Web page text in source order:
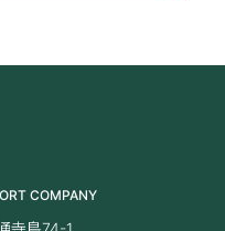
COMPANY